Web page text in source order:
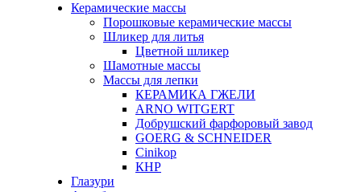
Керамические массы
Порошковые керамические массы
Шликер для литья
Цветной шликер
Шамотные массы
Массы для лепки
КЕРАМИКА ГЖЕЛИ
ARNO WITGERT
Добрушский фарфоровый завод
GOERG & SCHNEIDER
Cinikop
КНР
Глазури